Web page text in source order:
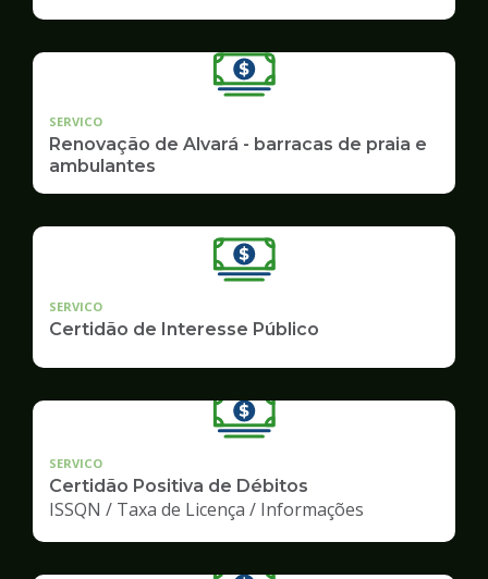
SERVICO
Renovação de Alvará - barracas de praia e
ambulantes
SERVICO
Certidão de Interesse Público
SERVICO
Certidão Positiva de Débitos
ISSQN / Taxa de Licença / Informações